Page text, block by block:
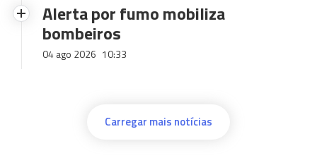
Alerta por fumo mobiliza
bombeiros
04 ago 2026 10:33
Carregar mais notícias